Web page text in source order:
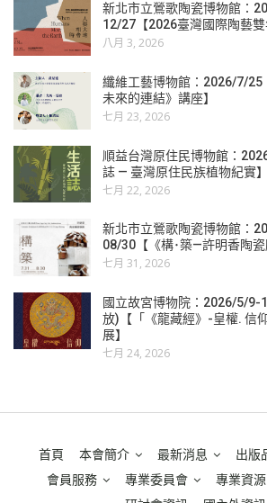
新北市立鶯歌陶瓷博物館：
12/27【2026臺灣國際陶藝雙
八月 3, 2026
纖維工藝博物館：2026/7/25
未來的連結》講座】
七月 23, 2026
順益台灣原住民博物館：
誌 — 臺灣原住民族植物紀實】
七月 22, 2026
新北市立鶯歌陶瓷博物館：
08/30【《構･築—許明香陶瓷
七月 31, 2026
國立故宮博物院：2026/5/9-
放)【「《龍藏經》-皇權. 信
展】
七月 24, 2026
首頁 本會簡介 最新消息 出版
會員服務
專業委員會 專業資源